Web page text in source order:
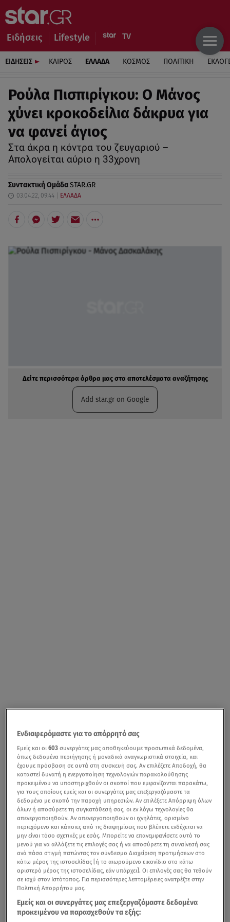
Ειδήσεις Lifestyle
ΕΙΔΗΣΕΙΣ ΚΑΙΡΟΣ ΕΛΛΑΔΑ ΚΟΣΜΟΣ ΠΟΛΙΤΙΚΗ
Ρούλα Πισπιρίγκου: Ο Μάνος
χύνει κροκοδείλια δάκρυα για
να φανεί άγιος
Στα άκρα η κόντρα του ζευγαριού –
Απολογείται αύριο η 33χρονη
Συντακτική ΟμάδαSTAR.GR
03.04.22, 09:44 ΕΛΛΑΔΑ
Δείτε περισσότερα άρθρα μας στα αποτελέσματα αναζήτησης
Add star.gr on Google
Ενδιαφερόμαστε για το απόρρητό σας
Εμείς και οι603 συνεργάτες μας αποθηκεύουμε προσωπικά δεδομένα,
όπως δεδομένα περιήγησης ή μοναδικά αναγνωριστικά στοιχεία, και
έχουμε πρόσβαση σε αυτά στη συσκευή σας. Αν επιλέξετε Αποδοχή, θα
καταστεί δυνατή η ενεργοποίηση τεχνολογιών παρακολούθησης
προκειμένου να υποστηριχθούν οι σκοποί που εμφανίζονται παρακάτω,
για τους οποίους εμείς και οι συνεργάτες μας επεξεργαζόμαστε τα
δεδομένα με σκοπό την παροχή υπηρεσιών. Αν επιλέξετε Απόρριψη όλων
όλων ή αποσύρετε τη συγκατάθεσή σας, οι εν λόγω τεχνολογίες θα
απενεργοποιηθούν. Αν απενεργοποιηθούν οι ιχνηλάτες, ορισμένο
περιεχόμενο και κάποιες από τις διαφημίσεις που βλέπετε ενδέχεται να
μην είναι τόσο σχετικές με εσάς. Μπορείτε να επανεμφανίσετε αυτό το
μενού για να αλλάξετε τις επιλογές σας ή να αποσύρετε τη συναίνεσή σας
ανά πάσα στιγμή πατώντας τον σύνδεσμο Διαχείριση προτιμήσεων στο
κάτω μέρος της ιστοσελίδας [ή το αιωρούμενο εικονίδιο στο κάτω
αριστερό μέρος της ιστοσελίδας, εάν υπάρχει]. Οι επιλογές σας θα τεθούν
σε ισχύ στον Ιστότοπος. Για περισσότερες λεπτομέρειες ανατρέξτε στην
Πολιτική Απορρήτου μας.
Εμείς και οι συνεργάτες μας επεξεργαζόμαστε δεδομένα
προκειμένου να παρασχεθούν τα εξής: